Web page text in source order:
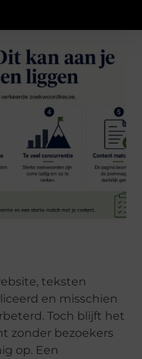
teksten
en misschien
Toch blijft het
zonder bezoekers
op. Een